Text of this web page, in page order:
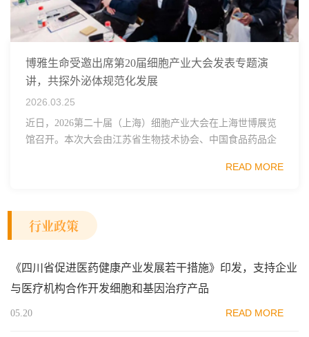
博雅生命受邀出席第20届细胞产业大会发表专题演
讲，共探外泌体规范化发展
2026.03.25
近日，2026第二十届（上海）细胞产业大会在上海世博展览
馆召开。本次大会由江苏省生物技术协会、中国食品药品企
范区生物医药行业协会、瑞士日内瓦长寿科学...
READ MORE
行业政策
《四川省促进医药健康产业发展若干措施》印发，支持企业
与医疗机构合作开发细胞和基因治疗产品
05.20 READ MORE